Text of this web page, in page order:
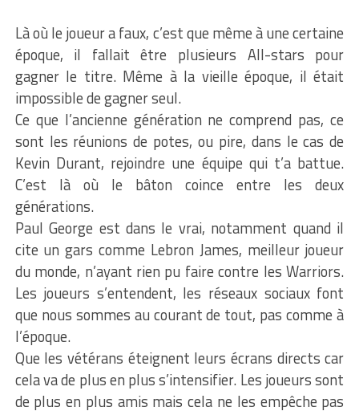
Là où le joueur a faux, c’est que même à une certaine
époque, il fallait être plusieurs All-stars pour
gagner le titre. Même à la vieille époque, il était
impossible de gagner seul.
Ce que l’ancienne génération ne comprend pas, ce
sont les réunions de potes, ou pire, dans le cas de
Kevin Durant, rejoindre une équipe qui t’a battue.
C’est là où le bâton coince entre les deux
générations.
Paul George est dans le vrai, notamment quand il
cite un gars comme Lebron James, meilleur joueur
du monde, n’ayant rien pu faire contre les Warriors.
Les joueurs s’entendent, les réseaux sociaux font
que nous sommes au courant de tout, pas comme à
l’époque.
Que les vétérans éteignent leurs écrans directs car
cela va de plus en plus s’intensifier. Les joueurs sont
de plus en plus amis mais cela ne les empêche pas